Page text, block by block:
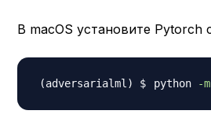
В macOS установите
python -m